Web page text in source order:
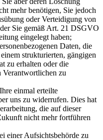
mehr benötigen, Sie jedoch
oder Verteidigung von
Sie gemäß Art. 21 DSGVO
eingelegt haben;
Daten, die
strukturierten, gängigen
zu erhalten oder die
Verantwortlichen zu
einmal erteilte
uns zu widerrufen. Dies hat
die auf dieser
nicht mehr fortführen
einer Aufsichtsbehörde zu